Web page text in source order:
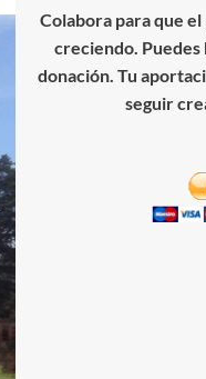
Colabora para que
creciendo. Puedes
donación. Tu
seguir